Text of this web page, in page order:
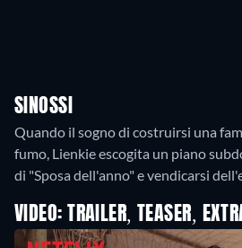
SINOSSI
Quando il sogno di costruirsi una
fumo, Lienkie escogita un piano
di "Sposa dell'anno" e vendicarsi
VIDEO: TRAILER, TEASER,